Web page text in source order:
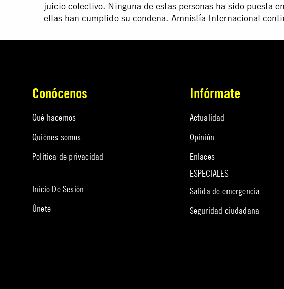
juicio colectivo. Ninguna de estas personas ha sido puesta
ellas han cumplido su condena. Amnistía Internacional
Conócenos
Qué hacemos
Quiénes somos
Política de privacidad
Inicio De Sesión
Únete
Infórmate
Actualidad
Opinión
Enlaces
ESPECIALES
Salida de emergencia
Seguridad ciudadana